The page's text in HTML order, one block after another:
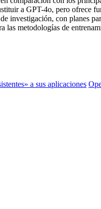
a GPT-4o, pero ofrece
investigación, con planes
las metodologías de
a sus aplicaciones